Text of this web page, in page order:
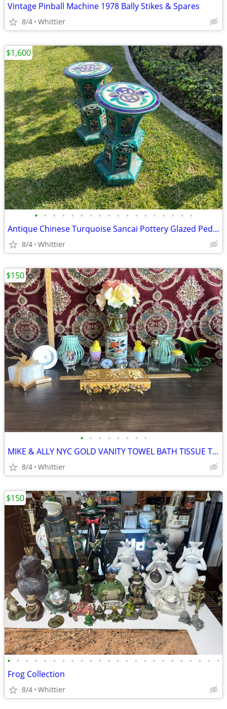
Vintage Pinball Machine 1978 Bally Stikes & Spares
8/4 Whittier
• • • • • • • • • • • • • • • • • •
Antique Chinese Turquoise Sancai Pottery Glazed Pedestals
8/4 Whittier
$1,600
• • • • • • • •
MIKE & ALLY NYC GOLD VANITY TOWEL BATH TISSUE TRAY NAPKIN HOLDER & MORE
8/4 Whittier
$150
• • • • • • • • • • • • • • • • • • • • • • • •
Frog Collection
8/4 Whittier
$150